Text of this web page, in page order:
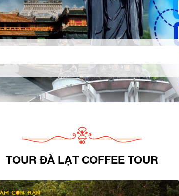
TOUR ĐÀ LẠT COFFEE TOUR